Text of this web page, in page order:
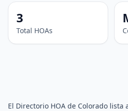
3
Total HOAs
El Directorio HOA de Colorado lista